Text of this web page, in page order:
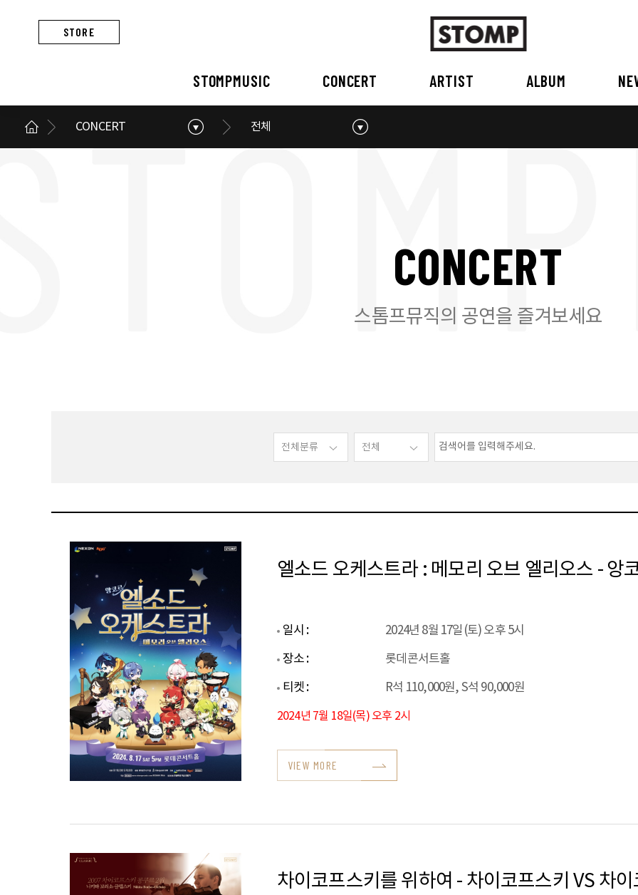
STORE
STOMPMUSIC CONCERT
2015이전
ARTIST ALBUM
2015 2015 이전
CONCERT 전체
CONCERT
스톰프뮤직의 공연을 즐겨보세요
엘소드 오케스트라 : 메모리 오브 엘리오스 - 앙
일시 :
2024년 8월 17일(토) 오후 5시
장소 :
롯데콘서트홀
티켓 :
R석 110,000원, S석 90,000원
2024년 7월 18일(목) 오후 2시
VIEW MORE
차이코프스키를 위하여 - 차이코프스키 VS 차